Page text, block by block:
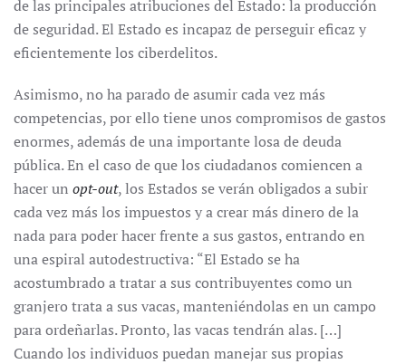
de las principales atribuciones del Estado: la producción
de seguridad. El Estado es incapaz de perseguir eficaz y
eficientemente los ciberdelitos.
Asimismo, no ha parado de asumir cada vez más
competencias, por ello tiene unos compromisos de gastos
enormes, además de una importante losa de deuda
pública. En el caso de que los ciudadanos comiencen a
hacer un opt-out, los Estados se verán obligados a subir
cada vez más los impuestos y a crear más dinero de la
nada para poder hacer frente a sus gastos, entrando en
una espiral autodestructiva: “El Estado se ha
acostumbrado a tratar a sus contribuyentes como un
granjero trata a sus vacas, manteniéndolas en un campo
para ordeñarlas. Pronto, las vacas tendrán alas. […]
Cuando los individuos puedan manejar sus propias